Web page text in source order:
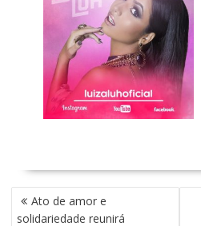
N
A
Ato de amor e
solidariedade reunirá